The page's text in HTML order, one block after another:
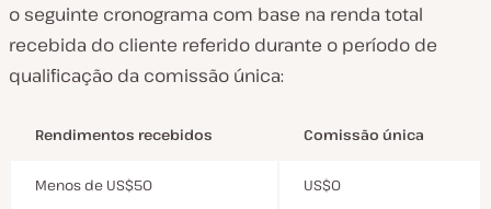
o seguinte cronograma com base na renda total
recebida do cliente referido durante o período de
qualificação da comissão única:
Rendimentos recebidos Comissão única
Menos de US$50 US$0